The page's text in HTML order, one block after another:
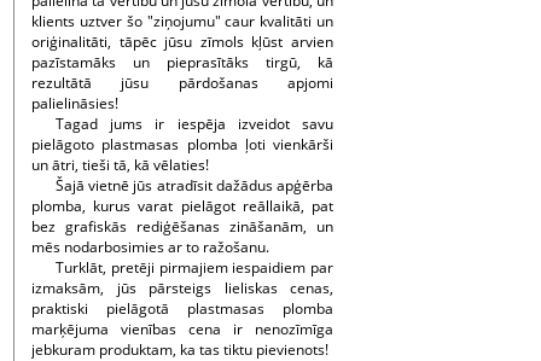
klients uztver šo "ziņojumu" caur kvalitāti un
oriģinalitāti, tāpēc jūsu zīmols kļūst arvien
pazīstamāks un pieprasītāks tirgū, kā
rezultātā jūsu pārdošanas apjomi
palielināsies!
Tagad jums ir iespēja izveidot savu
pielāgoto plastmasas plomba ļoti vienkārši
un ātri, tieši tā, kā vēlaties!
Šajā vietnē jūs atradīsit dažādus apģērba
plomba, kurus varat pielāgot reāllaikā, pat
bez grafiskās rediģēšanas zināšanām, un
mēs nodarbosimies ar to ražošanu.
Turklāt, pretēji pirmajiem iespaidiem par
izmaksām, jūs pārsteigs lieliskas cenas,
praktiski pielāgotā plastmasas plomba
marķējuma vienības cena ir nenozīmīga
jebkuram produktam, ka tas tiktu pievienots!